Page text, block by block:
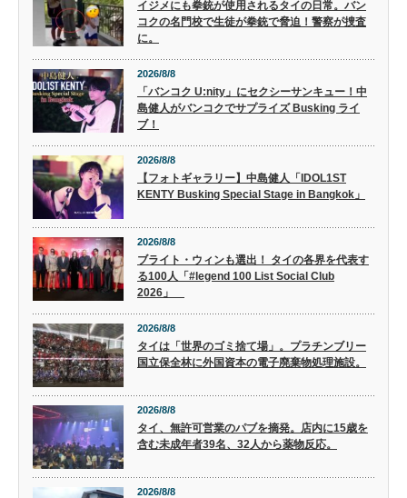
イジメにも拳銃が使用されるタイの日常。バン
コクの名門校で生徒が拳銃で脅迫！警察が捜査
に。
2026/8/8
「バンコク U:nity」にセクシーサンキュー！中
島健人がバンコクでサプライズ Busking ライ
ブ！
2026/8/8
【フォトギャラリー】中島健人「IDOL1ST
KENTY Busking Special Stage in Bangkok」
2026/8/8
ブライト・ウィンも選出！ タイの各界を代表す
る100人「#legend 100 List Social Club
2026」
2026/8/8
タイは「世界のゴミ捨て場」。プラチンブリー
国立保全林に外国資本の電子廃棄物処理施設。
2026/8/8
タイ、無許可営業のパブを摘発。店内に15歳を
含む未成年者39名、32人から薬物反応。
2026/8/8